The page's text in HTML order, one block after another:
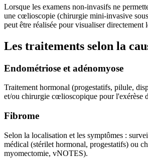
Lorsque les examens non-invasifs ne
une cœlioscopie (chirurgie mini-invasive
peut être réalisée pour visualiser directement
Les traitements selon la
Endométriose et adénomyose
Traitement hormonal (progestatifs, pilule,
et/ou chirurgie cœlioscopique pour l'exérèse
Fibrome
Selon la localisation et les symptômes :
médical (stérilet hormonal, progestatifs) ou
myomectomie, vNOTES).